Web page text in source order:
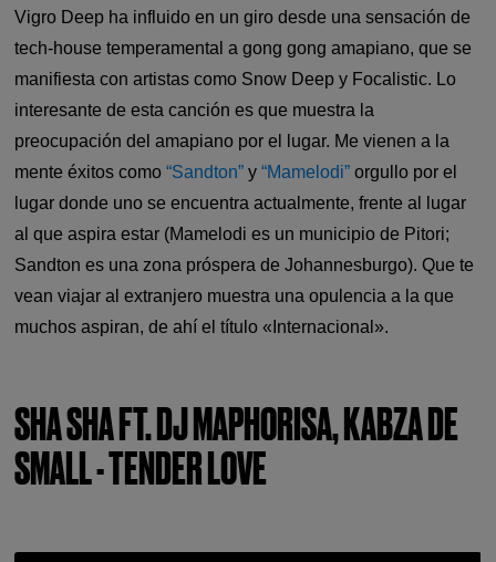
Vigro Deep ha influido en un giro desde una sensación de
tech-house temperamental a gong gong amapiano, que se
manifiesta con artistas como Snow Deep y Focalistic. Lo
interesante de esta canción es que muestra la
preocupación del amapiano por el lugar. Me vienen a la
mente éxitos como“Sandton” y “Mamelodi” orgullo por el
lugar donde uno se encuentra actualmente, frente al lugar
al que aspira estar (Mamelodi es un municipio de Pitori;
Sandton es una zona próspera de Johannesburgo). Que te
vean viajar al extranjero muestra una opulencia a la que
muchos aspiran, de ahí el título «Internacional».
SHA SHA FT. DJ MAPHORISA, KABZA DE
SMALL - TENDER LOVE